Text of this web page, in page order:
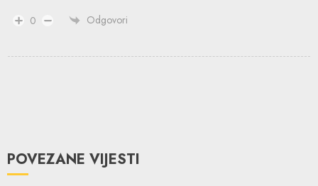
0 Odgovori
POVEZANE VIJESTI